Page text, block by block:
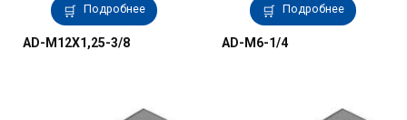
Подробнее
AD-M12X1,25-3/8
Подробнее
AD-M6-1/4